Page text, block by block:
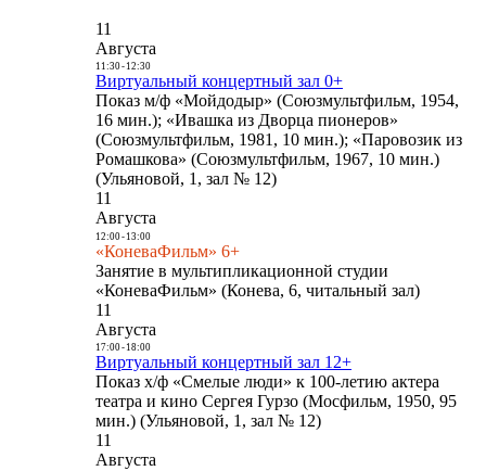
11
Августа
11:30- 12:30
Виртуальный концертный зал 0+
Показ м/ф «Мойдодыр» (Союзмультфильм, 1954,
16 мин.); «Ивашка из Дворца пионеров»
(Союзмультфильм, 1981, 10 мин.); «Паровозик из
Ромашкова» (Союзмультфильм, 1967, 10 мин.)
(Ульяновой, 1, зал № 12)
11
Августа
12:00- 13:00
«КоневаФильм» 6+
Занятие в мультипликационной студии
«КоневаФильм» (Конева, 6, читальный зал)
11
Августа
17:00- 18:00
Виртуальный концертный зал 12+
Показ х/ф «Смелые люди» к 100-летию актера
театра и кино Сергея Гурзо (Мосфильм, 1950, 95
мин.) (Ульяновой, 1, зал № 12)
11
Августа